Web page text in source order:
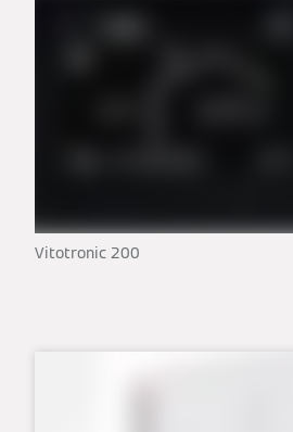
Vitotronic 200